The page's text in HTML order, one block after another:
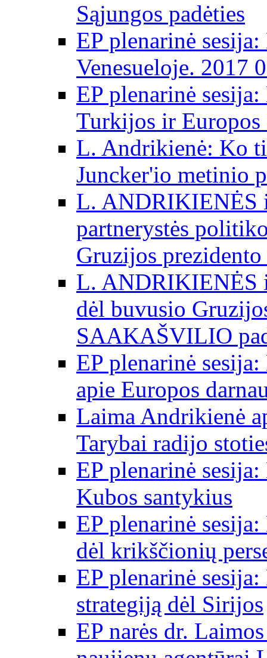
Sąjungos padėties
EP plenarinė
Venesueloje. 2017
EP plenarinė
Turkijos ir Europos
L. Andrikienė: Ko
Juncker'io metinio
L. ANDRIKIENĖS
partnerystės
Gruzijos
L. ANDRIKIENĖS
dėl buvusio
SAAKAŠVILIO
EP plenarinė
apie Europos
Laima Andrikienė
Tarybai radijo
EP plenarinė
Kubos santykius
EP plenarinė
dėl krikščionių
EP plenarinė
strategiją dėl Sirijos
EP narės dr.